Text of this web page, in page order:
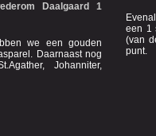
we een gouden
een 1 sterren beoordeling behaald. De beste 6 wijnen
(van de 8) die we hebben
punt.